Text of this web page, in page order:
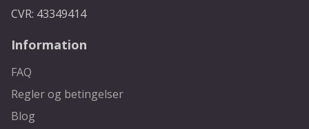
CVR: 43349414
Information
FAQ
Regler og betingelser
Blog